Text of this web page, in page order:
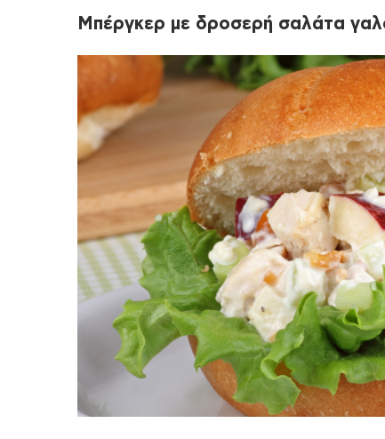
Μπέργκερ με δροσερή σαλάτα